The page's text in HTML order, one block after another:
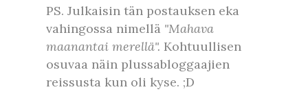
PS. Julkaisin tän postauksen eka
vahingossa nimellä "Mahava
maanantai merellä". Kohtuullisen
osuvaa näin plussabloggaajien
reissusta kun oli kyse. ;D